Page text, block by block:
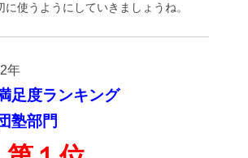
に使うようにしていきましょうね。
年
足度ランキング
塾部門